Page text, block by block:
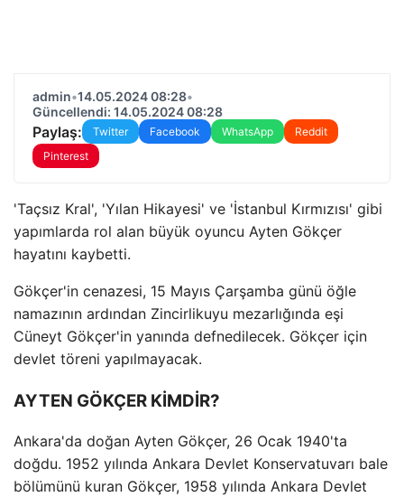
admin•14.05.2024 08:28•
Güncellendi: 14.05.2024 08:28
Paylaş: Twitter Facebook WhatsApp
Reddit
Pinterest
'Taçsız Kral', 'Yılan Hikayesi' ve 'İstanbul Kırmızısı' gibi
yapımlarda rol alan büyük oyuncu Ayten Gökçer
hayatını kaybetti.
Gökçer'in cenazesi, 15 Mayıs Çarşamba günü öğle
namazının ardından Zincirlikuyu mezarlığında eşi
Cüneyt Gökçer'in yanında defnedilecek. Gökçer için
devlet töreni yapılmayacak.
AYTEN GÖKÇER KİMDİR?
Ankara'da doğan Ayten Gökçer, 26 Ocak 1940'ta
doğdu. 1952 yılında Ankara Devlet Konservatuvarı bale
bölümünü kuran Gökçer, 1958 yılında Ankara Devlet